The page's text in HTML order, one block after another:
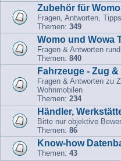
Zubehör für
Fragen, Antworten,
Themen: 349
Womo und Wowa
Fragen & Antworten
Themen: 840
Fahrzeuge - Zug
Fragen & Antworten zu
Wohnmobilen
Themen: 234
Händler,
Bitte nur objektive
Themen: 86
Know-how
Themen: 43